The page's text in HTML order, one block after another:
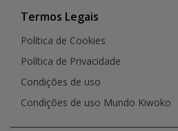
Termos Legais
Política de Cookies
Política de Privacidade
Condições de uso
Condições de uso Mundo Kiwoko